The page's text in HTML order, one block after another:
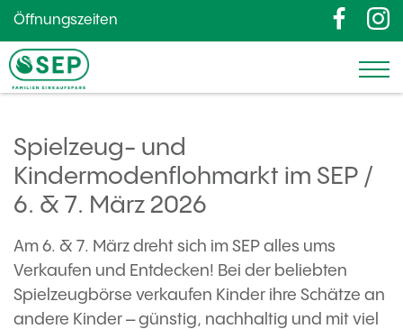
Öffnungszeiten
Spielzeug- und
Kindermodenflohmarkt im SEP /
6. & 7. März 2026
Am 6. & 7. März dreht sich im SEP alles ums
Verkaufen und Entdecken! Bei der beliebten
Spielzeugbörse verkaufen Kinder ihre Schätze an
andere Kinder – günstig, nachhaltig und mit viel